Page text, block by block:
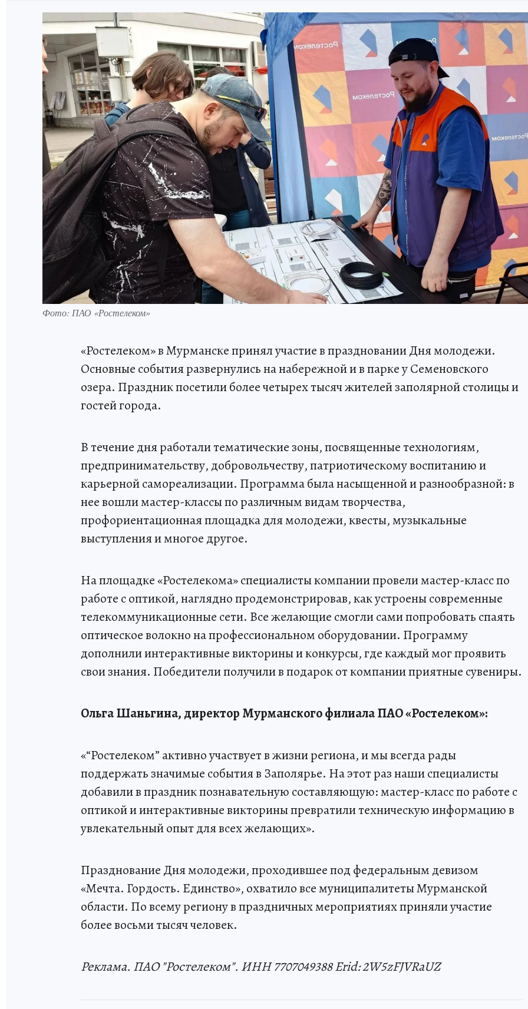
Фото: ПАО «Ростелеком»
«Ростелеком» в Мурманске принял участие в праздновании Дня молодежи.
Основные события развернулись на набережной и в парке у Семеновского
озера. Праздник посетили более четырех тысяч жителей заполярной столицы и
гостей города.
В течение дня работали тематические зоны, посвященные технологиям,
предпринимательству, добровольчеству, патриотическому воспитанию и
карьерной самореализации. Программа была насыщенной и разнообразной: в
нее вошли мастер-классы по различным видам творчества,
профориентационная площадка для молодежи, квесты, музыкальные
выступления и многое другое.
На площадке «Ростелекома» специалисты компании провели мастер-класс по
работе с оптикой, наглядно продемонстрировав, как устроены современные
телекоммуникационные сети. Все желающие смогли сами попробовать спаять
оптическое волокно на профессиональном оборудовании. Программу
дополнили интерактивные викторины и конкурсы, где каждый мог проявить
свои знания. Победители получили в подарок от компании приятные сувениры.
Ольга Шаньгина, директор Мурманского филиала ПАО «Ростелеком»:
«“Ростелеком” активно участвует в жизни региона, и мы всегда рады
поддержать значимые события в Заполярье. На этот раз наши специалисты
добавили в праздник познавательную составляющую: мастер-класс по работе с
оптикой и интерактивные викторины превратили техническую информацию в
увлекательный опыт для всех желающих».
Празднование Дня молодежи, проходившее под федеральным девизом
«Мечта. Гордость. Единство», охватило все муниципалитеты Мурманской
области. По всему региону в праздничных мероприятиях приняли участие
более восьми тысяч человек.
Реклама. ПАО "Ростелеком". ИНН 7707049388 Erid: 2W5zFJVRaUZ